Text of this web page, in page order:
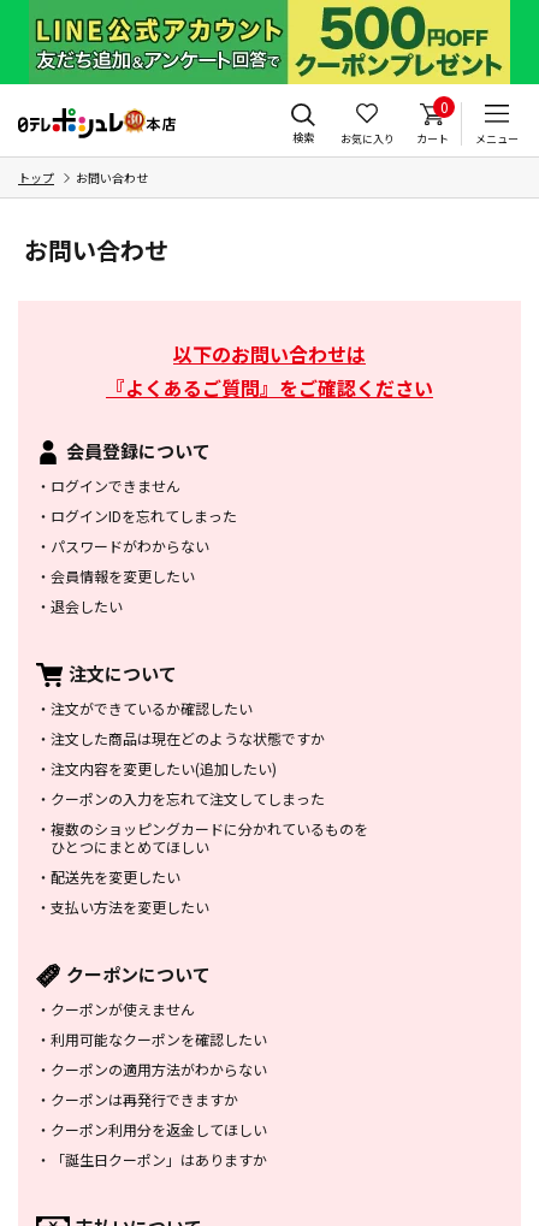
検索 お気に入り
0
カート メニュー
トップ お問い合わせ
お問い合わせ
以下のお問い合わせは
『よくあるご質問』をご確認ください
会員登録について
・ ログインできません
・ ログインIDを忘れてしまった
・ パスワードがわからない
・ 会員情報を変更したい
・ 退会したい
注文について
・ 注文ができているか確認したい
・ 注文した商品は現在どのような状態ですか
・ 注文内容を変更したい(追加したい)
・ クーポンの入力を忘れて注文してしまった
・ 複数のショッピングカードに分かれているものを
ひとつにまとめてほしい
・ 配送先を変更したい
・ 支払い方法を変更したい
クーポンについて
・ クーポンが使えません
・ 利用可能なクーポンを確認したい
・ クーポンの適用方法がわからない
・ クーポンは再発行できますか
・ クーポン利用分を返金してほしい
・
「誕生日クーポン」はありますか